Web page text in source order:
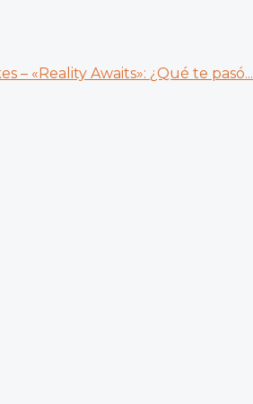
– «Reality Awaits»: ¿Qué te pasó...